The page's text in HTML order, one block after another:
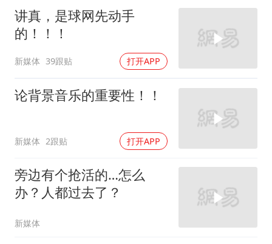
讲真，是球网先动手
的！！！
新媒体 39跟贴 打开APP
论背景音乐的重要性！！
新媒体 2跟贴 打开APP
旁边有个抢活的…怎么
办？人都过去了？
新媒体